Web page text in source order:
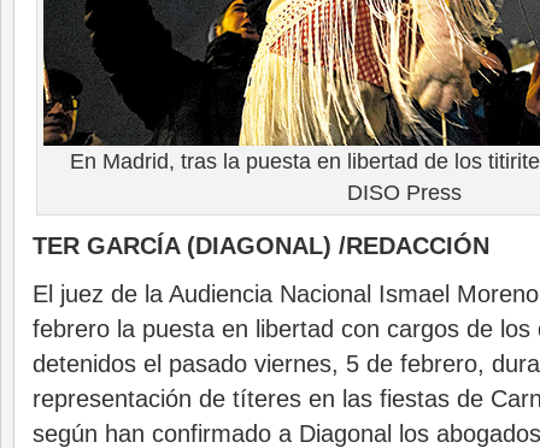
En Madrid, tras la puesta en libertad de los
DISO Press
TER GARCÍA (DIAGONAL) /REDACCIÓN
El juez de la Audiencia Nacional Ismael
febrero la puesta en libertad con cargos de los
detenidos el pasado viernes, 5 de febrero,
representación de títeres en las fiestas de
según han confirmado a Diagonal los